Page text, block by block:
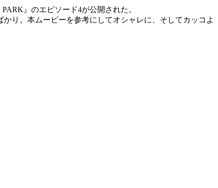
』のエピソード4が公開された。
り。本ムービーを参考にしてオシャレに、そしてカッコよ